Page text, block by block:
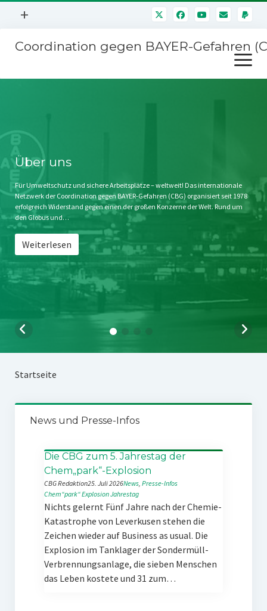
Menü
+
Mitmachen
Kontakt
Impressum
Störfälle
Coordination gegen BAYER-Gefahren
Menü
öffnen
Stichwort BAYER
Jahrestagung
SPENDEN
Über uns
Für Umweltschutz und sichere Arbeitsplätze – weltweit! Das internationale
Netzwerk der Coordination gegen BAYER-Gefahren (CBG) organisiert seit 1978
erfolgreich Widerstand gegen einen der großen Konzerne der Welt. Rund um
den Globus und…
Weiterlesen
Startseite
News und Presse-Infos
Die CBG zum 5. Jahrestag der
Chem„park“-Explosion
CBG Redaktion25. Juli 2026News, Presse-Infos
Chem“park“ExplosionJahrestag
Nichts gelernt Fünf Jahre nach der Chemie-
Katastrophe von Leverkusen stehen die
Zeichen wieder auf Business as usual. Die
Explosion im Tanklager der Sondermüll-
Verbrennungsanlage, die sieben Menschen
das Leben kostete und 31 zum…